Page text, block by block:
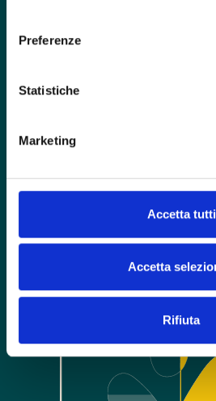
Preferenze
Statistiche
Marketing
Accetta tutti
Accetta
Rifiuta